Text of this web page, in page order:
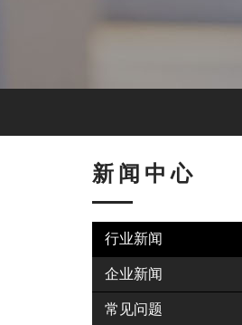
新闻中心
行业新闻
企业新闻
常见问题